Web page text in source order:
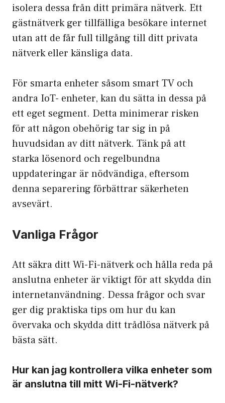
isolera dessa från ditt primära nätverk. Ett
gästnätverk ger tillfälliga besökare internet
utan att de får full tillgång till ditt privata
nätverk eller känsliga data.
För smarta enheter såsom smart TV och
andra IoT- enheter, kan du sätta in dessa på
ett eget segment. Detta minimerar risken
för att någon obehörig tar sig in på
huvudsidan av ditt nätverk. Tänk på att
starka lösenord och regelbundna
uppdateringar är nödvändiga, eftersom
denna separering förbättrar säkerheten
avsevärt.
Vanliga Frågor
Att säkra ditt Wi-Fi-nätverk och hålla reda på
anslutna enheter är viktigt för att skydda din
internetanvändning. Dessa frågor och svar
ger dig praktiska tips om hur du kan
övervaka och skydda ditt trådlösa nätverk på
bästa sätt.
Hur kan jag kontrollera vilka enheter som
är anslutna till mitt Wi-Fi-nätverk?